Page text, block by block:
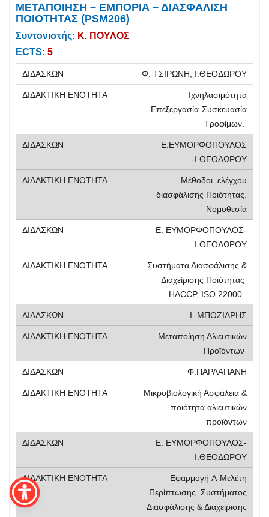
ΜΕΤΑΠΟΙΗΣΗ – ΕΜΠΟΡΙΑ – ΔΙΑΣΦΑΛΙΣΗ
ΠΟΙΟΤΗΤΑΣ (PSM206)
Συντονιστής: Κ. ΠΟΥΛΟΣ
ECTS: 5
Φ. ΤΣΙΡΩΝΗ, Ι.ΘΕΟΔΩΡΟΥ
Ιχνηλασιμότητα
-Επεξεργασία-Συσκευασία
Τροφίμων.
Ε.ΕΥΜΟΡΦΟΠΟΥΛΟΣ
-Ι.ΘΕΟΔΩΡΟΥ
Μέθοδοι ελέγχου
διασφάλισης Ποιότητας.
Νομοθεσία
Ε. ΕΥΜΟΡΦΟΠΟΥΛΟΣ-
Ι.ΘΕΟΔΩΡΟΥ
Συστήματα Διασφάλισης &
Διαχείρισης Ποιότητας
ΗΑCCP, ISO 22000
Ι. ΜΠΟΖΙΑΡΗΣ
Μεταποίηση Αλιευτικών
Προϊόντων
Φ.ΠΑΡΛΑΠΑΝΗ
Μικροβιολογική Ασφάλεια &
ποιότητα αλιευτικών
προϊόντων
Ε. ΕΥΜΟΡΦΟΠΟΥΛΟΣ-
Ι.ΘΕΟΔΩΡΟΥ
Εφαρμογή A-Μελέτη
Περίπτωσης Συστήματος
Διασφάλισης & Διαχείρισης